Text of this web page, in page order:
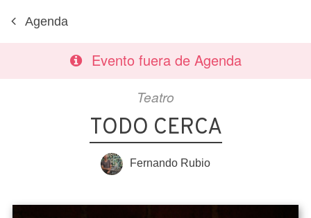
Agenda
Evento fuera de Agenda
Teatro
TODO CERCA
Fernando Rubio